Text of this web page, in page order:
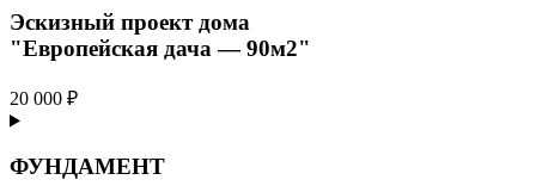
Эскизный проект дома
"Европейская дача — 90м2"
20 000 ₽
ФУНДАМЕНТ